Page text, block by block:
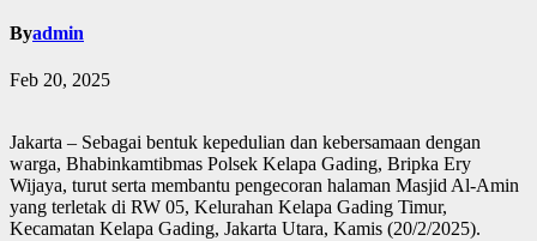
Byadmin
Feb 20, 2025
Jakarta – Sebagai bentuk kepedulian dan kebersamaan dengan
warga, Bhabinkamtibmas Polsek Kelapa Gading, Bripka Ery
Wijaya, turut serta membantu pengecoran halaman Masjid Al-Amin
yang terletak di RW 05, Kelurahan Kelapa Gading Timur,
Kecamatan Kelapa Gading, Jakarta Utara, Kamis (20/2/2025).